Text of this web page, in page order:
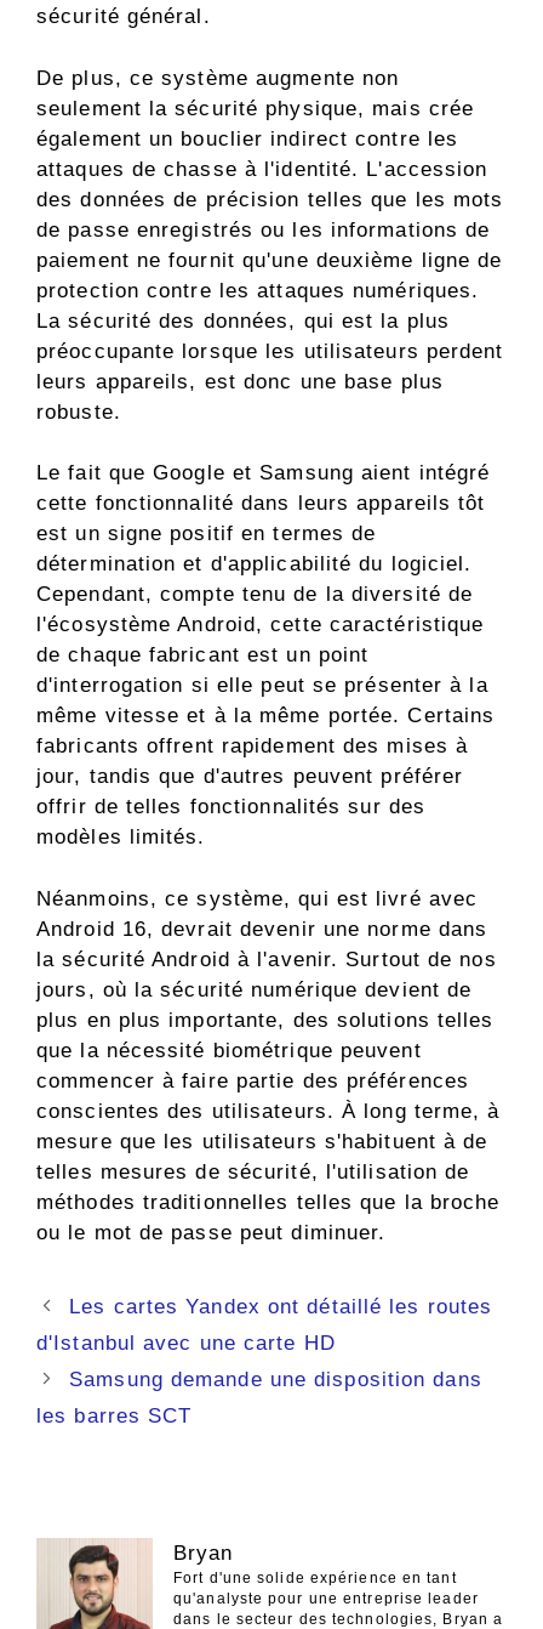
sécurité général.
De plus, ce système augmente non
seulement la sécurité physique, mais crée
également un bouclier indirect contre les
attaques de chasse à l'identité. L'accession
des données de précision telles que les mots
de passe enregistrés ou les informations de
paiement ne fournit qu'une deuxième ligne de
protection contre les attaques numériques.
La sécurité des données, qui est la plus
préoccupante lorsque les utilisateurs perdent
leurs appareils, est donc une base plus
robuste.
Le fait que Google et Samsung aient intégré
cette fonctionnalité dans leurs appareils tôt
est un signe positif en termes de
détermination et d'applicabilité du logiciel.
Cependant, compte tenu de la diversité de
l'écosystème Android, cette caractéristique
de chaque fabricant est un point
d'interrogation si elle peut se présenter à la
même vitesse et à la même portée. Certains
fabricants offrent rapidement des mises à
jour, tandis que d'autres peuvent préférer
offrir de telles fonctionnalités sur des
modèles limités.
Néanmoins, ce système, qui est livré avec
Android 16, devrait devenir une norme dans
la sécurité Android à l'avenir. Surtout de nos
jours, où la sécurité numérique devient de
plus en plus importante, des solutions telles
que la nécessité biométrique peuvent
commencer à faire partie des préférences
conscientes des utilisateurs. À long terme, à
mesure que les utilisateurs s'habituent à de
telles mesures de sécurité, l'utilisation de
méthodes traditionnelles telles que la broche
ou le mot de passe peut diminuer.
Navigation
des
Les cartes Yandex ont détaillé les routes
d'Istanbul avec une carte HD
Samsung demande une disposition dans
les barres SCT
Bryan
Fort d'une solide expérience en tant
qu'analyste pour une entreprise leader
dans le secteur des technologies, Bryan a